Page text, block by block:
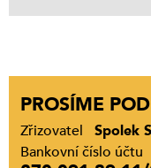
PROSÍME
Zřizovatel
Spolek
Bankovní číslo účtu